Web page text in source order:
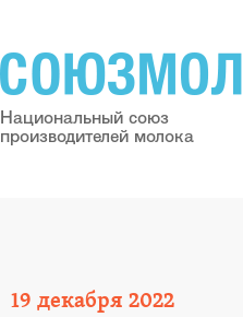
Национальный союз
производителей молока
19 декабря 2022